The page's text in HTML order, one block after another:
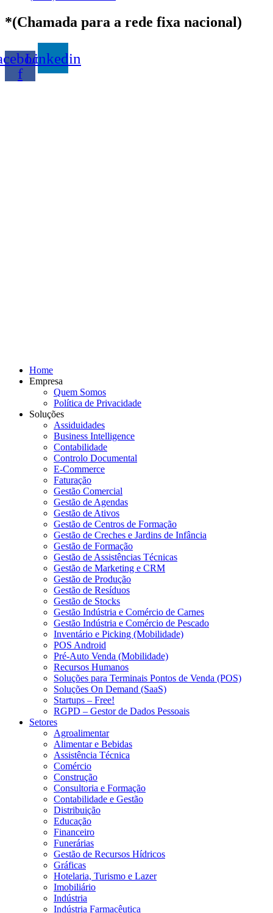
*(Chamada para a rede fixa nacional)
f
Linkedin
Home
Empresa
Quem Somos
Política de Privacidade
Soluções
Assiduidades
Business Intelligence
Contabilidade
Controlo Documental
E-Commerce
Faturação
Gestão Comercial
Gestão de Agendas
Gestão de Ativos
Gestão de Centros de Formação
Gestão de Creches e Jardins de Infância
Gestão de Formação
Gestão de Assistências Técnicas
Gestão de Marketing e CRM
Gestão de Produção
Gestão de Resíduos
Gestão de Stocks
Gestão Indústria e Comércio de Carnes
Gestão Indústria e Comércio de Pescado
Inventário e Picking (Mobilidade)
POS Android
Pré-Auto Venda (Mobilidade)
Recursos Humanos
Soluções para Terminais Pontos de Venda (POS)
Soluções On Demand (SaaS)
Startups – Free!
RGPD – Gestor de Dados Pessoais
Setores
Agroalimentar
Alimentar e Bebidas
Assistência Técnica
Comércio
Construção
Consultoria e Formação
Contabilidade e Gestão
Distribuição
Educação
Financeiro
Funerárias
Gestão de Recursos Hídricos
Gráficas
Hotelaria, Turismo e Lazer
Imobiliário
Indústria
Indústria Farmacêutica